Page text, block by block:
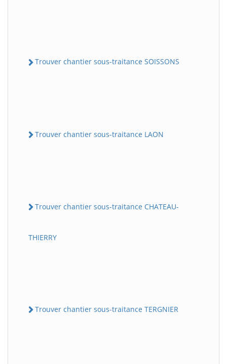
Trouver chantier sous-traitance SOISSONS
Trouver chantier sous-traitance LAON
Trouver chantier sous-traitance CHATEAU-
THIERRY
Trouver chantier sous-traitance TERGNIER